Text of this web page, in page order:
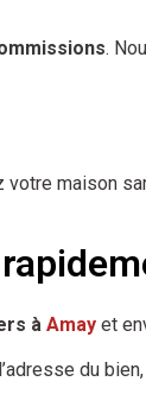
.
votre maison
à Amay et
du